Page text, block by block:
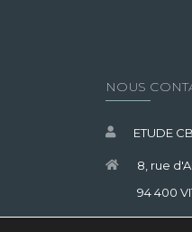
NOUS
ETUDE
8, rue
94 400